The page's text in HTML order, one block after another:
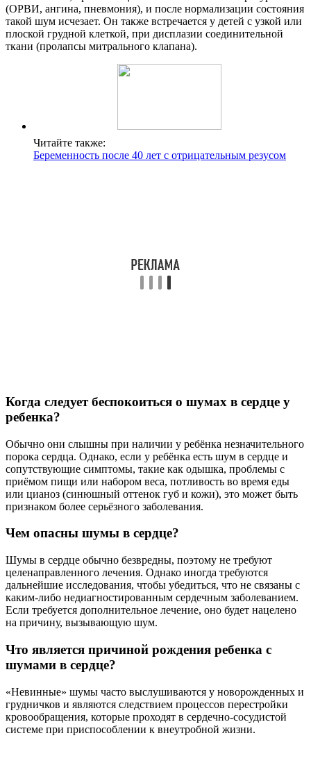
(ОРВИ, ангина, пневмония), и после нормализации состояния
такой шум исчезает. Он также встречается у детей с узкой или
плоской грудной клеткой, при дисплазии соединительной
ткани (пролапсы митрального клапана).
Читайте также:
Беременность после 40 лет с отрицательным резусом
Когда следует беспокоиться о шумах в сердце у
ребенка?
Обычно они слышны при наличии у ребёнка незначительного
порока сердца. Однако, если у ребёнка есть шум в сердце и
сопутствующие симптомы, такие как одышка, проблемы с
приёмом пищи или набором веса, потливость во время еды
или цианоз (синюшный оттенок губ и кожи), это может быть
признаком более серьёзного заболевания.
Чем опасны шумы в сердце?
Шумы в сердце обычно безвредны, поэтому не требуют
целенаправленного лечения. Однако иногда требуются
дальнейшие исследования, чтобы убедиться, что не связаны с
каким-либо недиагностированным сердечным заболеванием.
Если требуется дополнительное лечение, оно будет нацелено
на причину, вызывающую шум.
Что является причиной рождения ребенка с
шумами в сердце?
«Невинные» шумы часто выслушиваются у новорожденных и
грудничков и являются следствием процессов перестройки
кровообращения, которые проходят в сердечно-сосудистой
системе при приспособлении к внеутробной жизни.